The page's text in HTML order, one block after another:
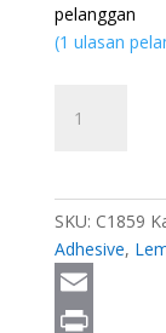
pelanggan
(1 ulasan
Loctite
SKU: C1859
Adhesive,
E